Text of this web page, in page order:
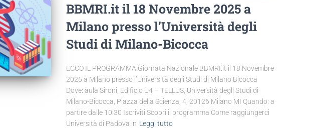
BBMRI.it il 18 Novembre 2025 a
Milano presso l’Università degli
Studi di Milano-Bicocca
ECCO IL PROGRAMMA Giornata Nazionale BBMRI.it il 18 Novembre
2025 a Milano presso l’Università degli Studi di Milano Bicocca
Dove: aula Sironi, Edificio U4 – TELLUS, Università degli Studi di
Milano-Bicocca, Piazza della Scienza, 4, 20126 Milano MI Quando: a
partire dalle 10:30 Iscriviti Scopri il programma Come raggiungerci
Università di Padova in Leggi tutto